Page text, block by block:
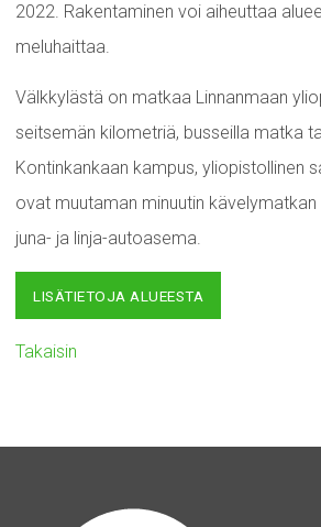
2022. Rakentaminen voi aiheuttaa
meluhaittaa.
Välkkylästä on matkaa Linnanmaan
seitsemän kilometriä, busseilla matka
Kontinkankaan kampus, yliopistollinen
ovat muutaman minuutin
juna- ja linja-autoasema.
LISÄTIETOJA ALUEESTA
Takaisin